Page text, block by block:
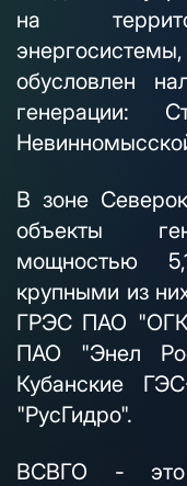
на
обусловлен
генерации:
В зоне
объекты
мощностью
крупными из
ГРЭС ПАО
ПАО "Энел
Кубанские
"РусГидро".
ВСВГО - это